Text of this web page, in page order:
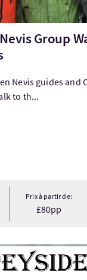
Group
Nevis guides and
to th...
Prix à partir de:
£80pp
Tours 2 day